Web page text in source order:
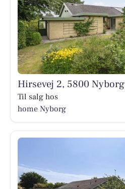
Hirsevej 2, 5800 Nyborg
Til salg hos
home Nyborg